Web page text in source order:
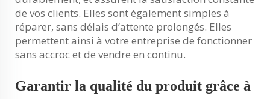
de vos clients. Elles sont également simples à
réparer, sans délais d’attente prolongés. Elles
permettent ainsi à votre entreprise de fonctionner
sans accroc et de vendre en continu.
Garantir la qualité du produit grâce à